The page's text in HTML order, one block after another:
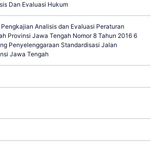
Dan Evaluasi Hukum
Pengkajian Analisis dan Evaluasi Peraturan
Provinsi Jawa Tengah Nomor 8 Tahun 2016 6
Penyelenggaraan Standardisasi Jalan
Jawa Tengah